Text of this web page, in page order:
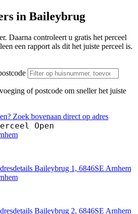
in Baileybrug
Daarna controleert u gratis het perceel
een rapport als dit het juiste perceel is.
of postcode om sneller het juiste
Zoek bovenaan direct op adres
Open
Baileybrug 1, 6846SE Arnhem
Baileybrug 2, 6846SE Arnhem